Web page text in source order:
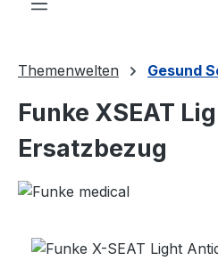
Themenwelten Gesund
Funke XSEAT
Ersatzbezug
Bildergalerie überspringen